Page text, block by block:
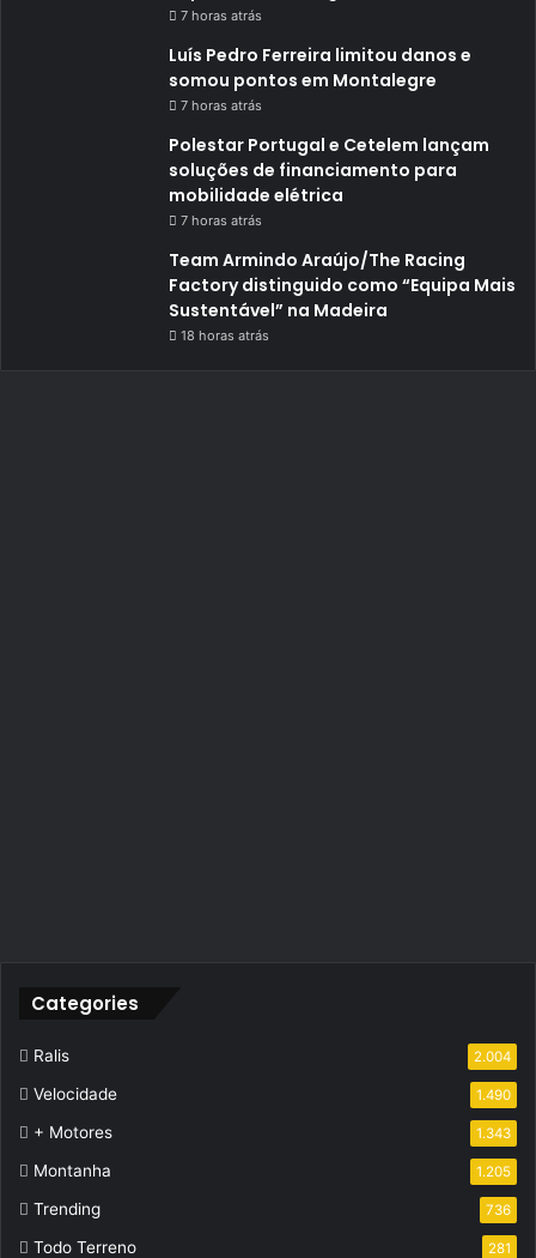
7 horas atrás
Luís Pedro Ferreira limitou danos e
somou pontos em Montalegre
7 horas atrás
Polestar Portugal e Cetelem lançam
soluções de financiamento para
mobilidade elétrica
7 horas atrás
Team Armindo Araújo/The Racing
Factory distinguido como “Equipa Mais
Sustentável” na Madeira
18 horas atrás
Categories
Ralis 2.004
Velocidade 1.490
+ Motores 1.343
Montanha 1.205
Trending 736
Todo Terreno 281